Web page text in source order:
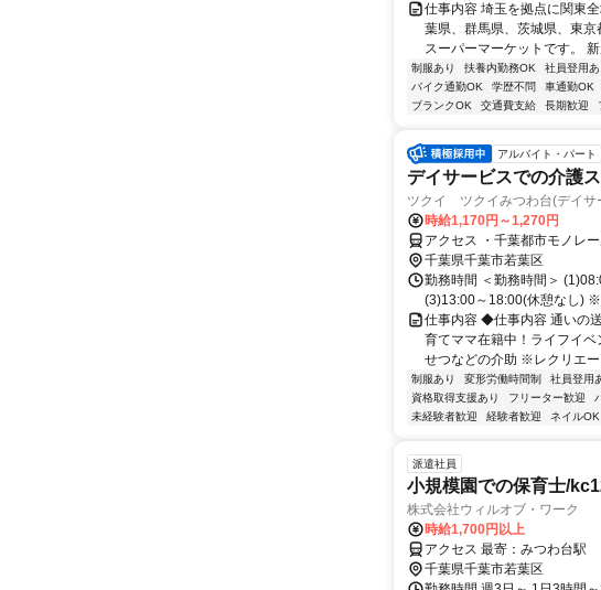
仕事内容 埼玉を拠点に関東
葉県、群馬県、茨城県、東
スーパーマーケットです。
制服あり 扶養内勤務OK 社員登用あ
バイク通勤OK
学歴不問 車通勤OK
ブランクOK
交通費支給 長期歓迎
アルバイト・パート
デイサービスでの介護
ツクイ ツクイみつわ台(デイサ
時給1,170円～1,270円
アクセス ・千葉都市モノレ
千葉県千葉市若葉区
勤務時間 ＜勤務時間＞
(3)13:00～18:00(休憩なし)
仕事内容 ◆仕事内容 通いの
育てママ在籍中！ライフイ
せつなどの介助 ※レクリエ
制服あり 変形労働時間制 社員登用
資格取得支援あり
フリーター歓迎
未経験者歓迎
経験者歓迎 ネイルOK
派遣社員
小規模園での保育士/
株式会社ウィルオブ・ワーク
時給1,700円以上
アクセス 最寄：みつわ台駅
千葉県千葉市若葉区